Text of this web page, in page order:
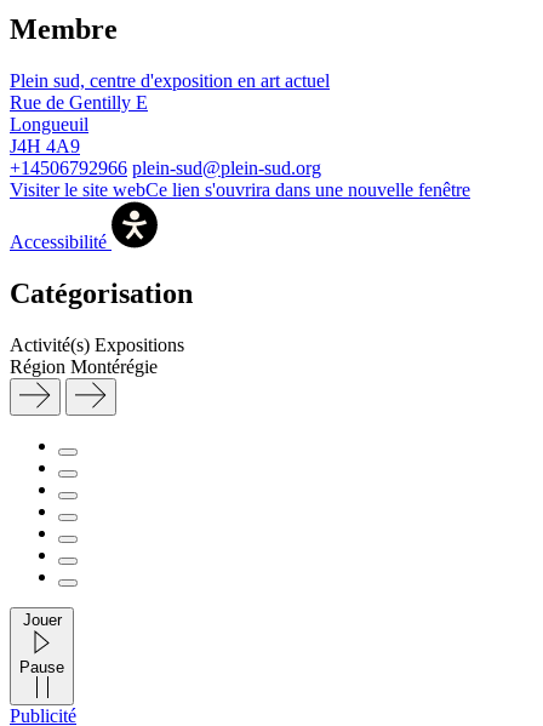
Membre
Plein sud, centre d'exposition en art actuel
Rue de Gentilly E
Longueuil
J4H 4A9
+14506792966 plein-sud@plein-sud.org
Visiter le site webCe lien s'ouvrira dans une nouvelle fenêtre
Accessibilité
Catégorisation
Activité(s) Expositions
Région Montérégie
Jouer
Pause
Publicité